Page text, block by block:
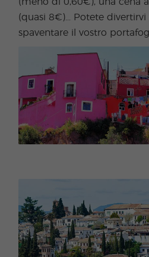
(quasi 8€)... Potete divertirvi
spaventare il vostro